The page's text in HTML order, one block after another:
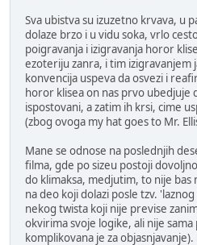
Sva ubistva su izuzetno krvava, u
dolaze brzo i u vidu soka, vrlo
poigravanja i izigravanja horor
ezoteriju zanra, i tim izigravanjem
konvencija uspeva da osvezi i
horor klisea on nas prvo ubedjuje
ispostovani, a zatim ih krsi, cime
(zbog ovoga my hat goes to Mr.
Mane se odnose na poslednjih
filma, gde po sizeu postoji
do klimaksa, medjutim, to nije bas
na deo koji dolazi posle tzv.
nekog twista koji nije previse
okvirima svoje logike, ali nije
komplikovana je za